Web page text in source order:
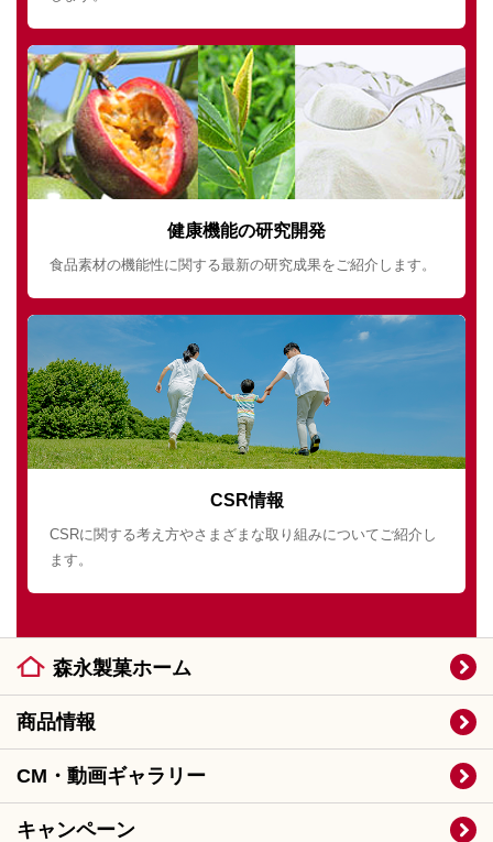
健康機能の研究開発
食品素材の機能性に関する最新の研究成果をご紹介します。
CSR情報
CSRに関する考え方やさまざまな取り組みについてご紹介し
ます。
森永製菓ホーム
商品情報
CM・動画ギャラリー
キャンペーン